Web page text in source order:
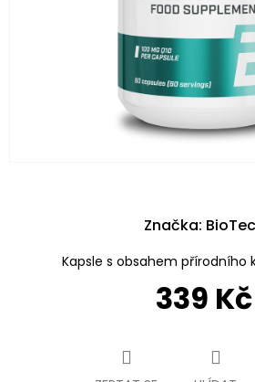
339 Kč
Kapsle s obsahem přírodního
Značka: